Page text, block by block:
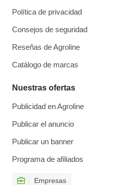
Política de privacidad
Consejos de seguridad
Reseñas de Agroline
Catálogo de marcas
Nuestras ofertas
Publicidad en Agroline
Publicar el anuncio
Publicar un banner
Programa de afiliados
Empresas